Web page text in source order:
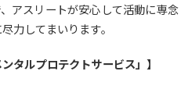
アスリートが安心して活動に専念
力してまいります。
タルプロテクトサービス」】